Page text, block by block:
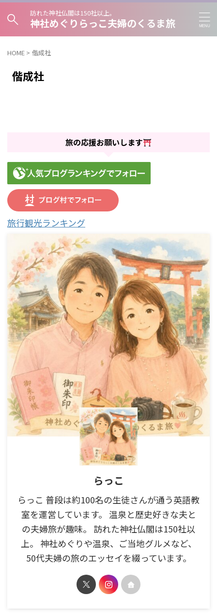
訪れた神社仏閣は150社以上。
神社めぐりらっこ夫婦のくるま旅
HOME > 偕成社
偕成社
旅の応援お願いします
旅行観光ランキング
らっこ
らっこ 普段は約100名の生徒さんが通う英語教
室を運営しています。 温泉と歴史好きな夫と
の夫婦旅が趣味。 訪れた神社仏閣は150社以
上。 神社めぐりや温泉、ご当地グルメなど、
50代夫婦の旅のエッセイを綴っています。